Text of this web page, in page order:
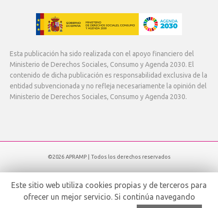
Esta publicación ha sido realizada con el apoyo financiero del
Ministerio de Derechos Sociales, Consumo y Agenda 2030. El
contenido de dicha publicación es responsabilidad exclusiva de la
entidad subvencionada y no refleja necesariamente la opinión del
Ministerio de Derechos Sociales, Consumo y Agenda 2030.
©2026 APRAMP | Todos los derechos reservados
Este sitio web utiliza cookies propias y de terceros para
ofrecer un mejor servicio. Si continúa navegando
Español